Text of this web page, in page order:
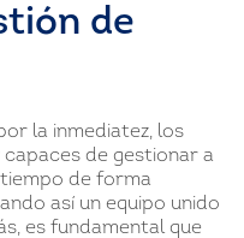
de
la inmediatez, los
de gestionar a
de forma
así un equipo unido
es fundamental que